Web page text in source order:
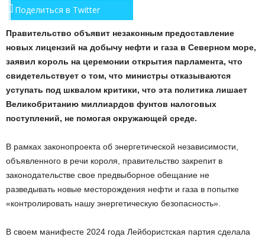
Поделиться в Twitter
Правительство объявит незаконным предоставление
новых лицензий на добычу нефти и газа в Северном море,
заявил король на церемонии открытия парламента, что
свидетельствует о том, что министры отказываются
уступать под шквалом критики, что эта политика лишает
Великобританию миллиардов фунтов налоговых
поступлений, не помогая окружающей среде.
В рамках законопроекта об энергетической независимости,
объявленного в речи короля, правительство закрепит в
законодательстве свое предвыборное обещание не
разведывать новые месторождения нефти и газа в попытке
«контролировать нашу энергетическую безопасность».
В своем манифесте 2024 года Лейбористская партия сделала